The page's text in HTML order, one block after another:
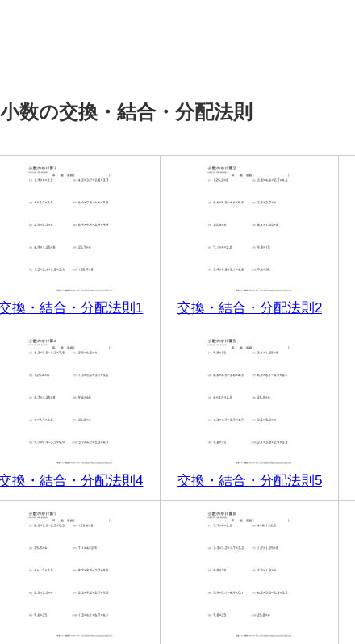
小数の交換・結合・分配法則
換・結合・分配法則1 交換・結合・分配法則2
換・結合・分配法則4 交換・結合・分配法則5